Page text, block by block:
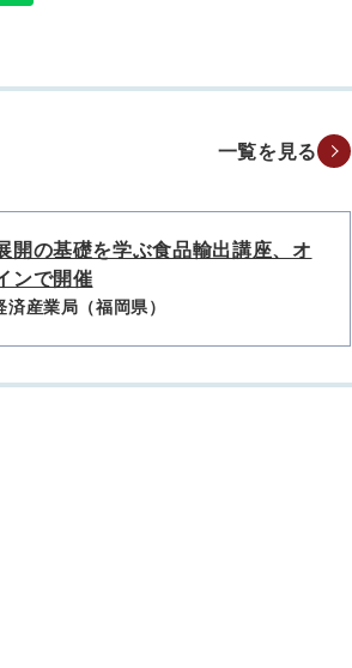
一覧を見る
開の基礎を学ぶ食品輸出講座、オ
ンで開催
済産業局（福岡県）